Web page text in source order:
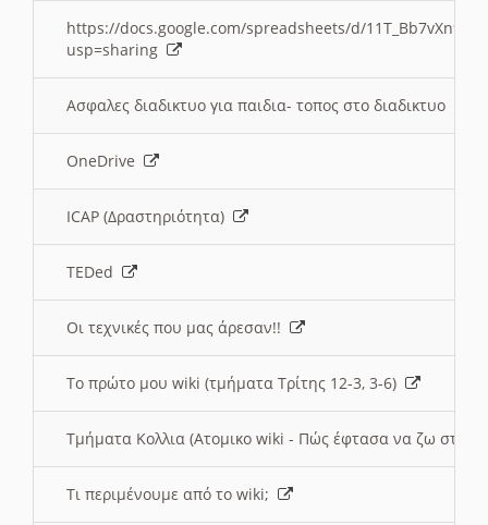
https://docs.google.com/spreadsheets/d/
usp=sharing
Ασφαλες διαδικτυο για παιδια- τοπος στο διαδικτυο
OneDrive
ICAP (Δραστηριότητα)
TEDed
Οι τεχνικές που μας άρεσαν!!
Το πρώτο μου wiki (τμήματα Τρίτης 12-3, 3-6)
Τμήματα Κολλια (Ατομικο wiki - Πώς έφτασα να ζω στην
Τι περιμένουμε από το wiki;